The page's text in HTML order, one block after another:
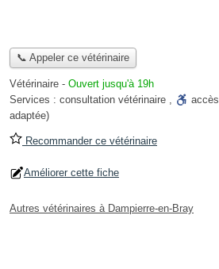
📞 Appeler ce vétérinaire
Vétérinaire - Ouvert jusqu'à 19h
Services : consultation vétérinaire , accès
adaptée)
Recommander ce vétérinaire
Améliorer cette fiche
Autres vétérinaires à Dampierre-en-Bray